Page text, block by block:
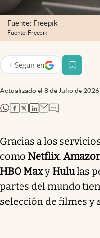
Fuente: Freepik
Fuente: Freepik
Actualizado el 8 de Julio de 2026
+ Seguir en
abre en nueva pestaña
abre en nueva pestaña
abre en nueva pestaña
abre en nueva pestaña
abre en nueva
Gracias a los
como Netflix,
HBO Maxy Hululas
partes del mundo
selección de filmes y